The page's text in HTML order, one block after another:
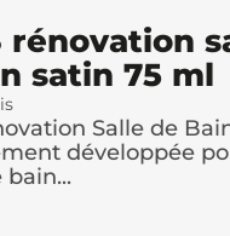
rénovation
satin 75 ml
Salle de
développée